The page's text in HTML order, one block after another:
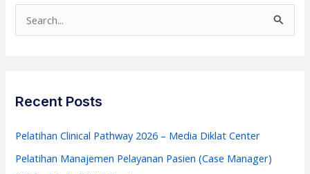
e
c
f
o
Recent Posts
Pelatihan Clinical Pathway 2026 – Media Diklat Center
Pelatihan Manajemen Pelayanan Pasien (Case Manager)